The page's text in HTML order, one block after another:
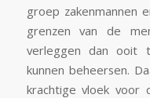
groep zakenmannen
grenzen van de
verleggen dan ooit
kunnen beheersen.
krachtige vloek voor